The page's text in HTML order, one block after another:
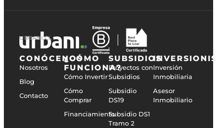
URBANI.CL
CONÓCENOS
Nosotros
Blog
Contacto
¿CÓMO
FUNCIONA?
Cómo Invertir
Cómo
Comprar
Financiamiento
SUBSIDIOS
Proyectos con
Subsidios
Subsidio
DS19
Subsidio DS1
Tramo 2
Inversión
Inmobiliaria
Asesor
Inmobiliario